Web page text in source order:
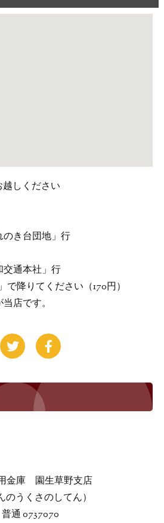
しください
き台団地」行
通本社」行
降りてください（170円）
店です。
金庫 園生草野支店
うくさのしてん）
普通 0737070